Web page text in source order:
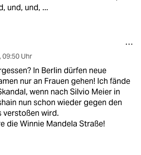
und, und, ...
09:50 Uhr
In Berlin dürfen neue
nur an Frauen gehen! Ich fände
wenn nach Silvio Meier in
nun schon wieder gegen den
verstoßen wird.
die Winnie Mandela Straße!